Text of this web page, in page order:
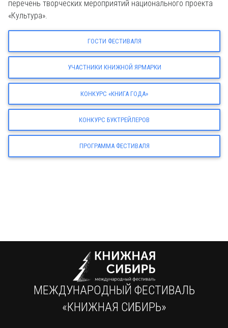
перечень творческих мероприятий национального проекта
«Культура».
ГОСТИ ФЕСТИВАЛЯ
УЧАСТНИКИ КНИЖНОЙ ЯРМАРКИ
КОНКУРС «КНИГА ГОДА»
КОНКУРС БУКТРЕЙЛЕРОВ
ПРОГРАММА ФЕСТИВАЛЯ
МЕЖДУНАРОДНЫЙ ФЕСТИВАЛЬ
«КНИЖНАЯ СИБИРЬ»